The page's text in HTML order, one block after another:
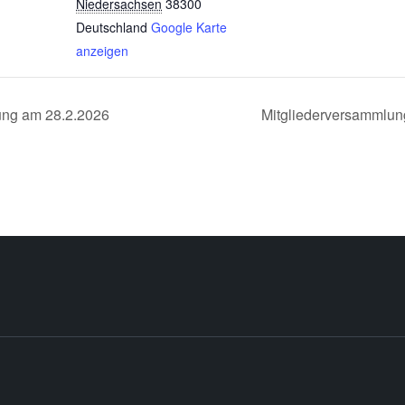
Deutschland Google Karte
anzeigen
am 28.2.2026